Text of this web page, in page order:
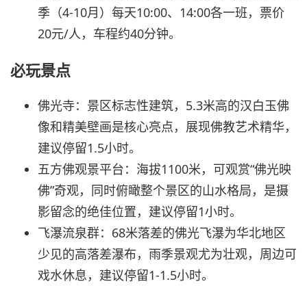
季（4-10月）每天10:00、14:00各一班，票价
20元/人，车程约40分钟。
必玩景点
佛光寺：景区标志性建筑，5.3米高的汉白玉佛
像和精美壁画是核心亮点，展现佛教艺术精华，
建议停留1.5小时。
五方佛观景平台：海拔1100米，可观赏“佛光映
佛”奇观，同时俯瞰整个景区的山水格局，是摄
影留念的绝佳位置，建议停留1小时。
飞瀑流泉群：68米落差的佛光飞瀑为华北地区
少见的高落差瀑布，雨季景观尤为壮观，周边可
戏水休息，建议停留1-1.5小时。